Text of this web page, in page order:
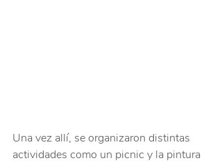
Una vez allí, se organizaron distintas
actividades como un picnic y la pintura